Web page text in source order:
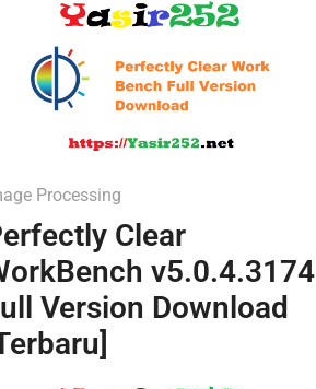
Processing
Clear
v5.0.4.3174
Version Download